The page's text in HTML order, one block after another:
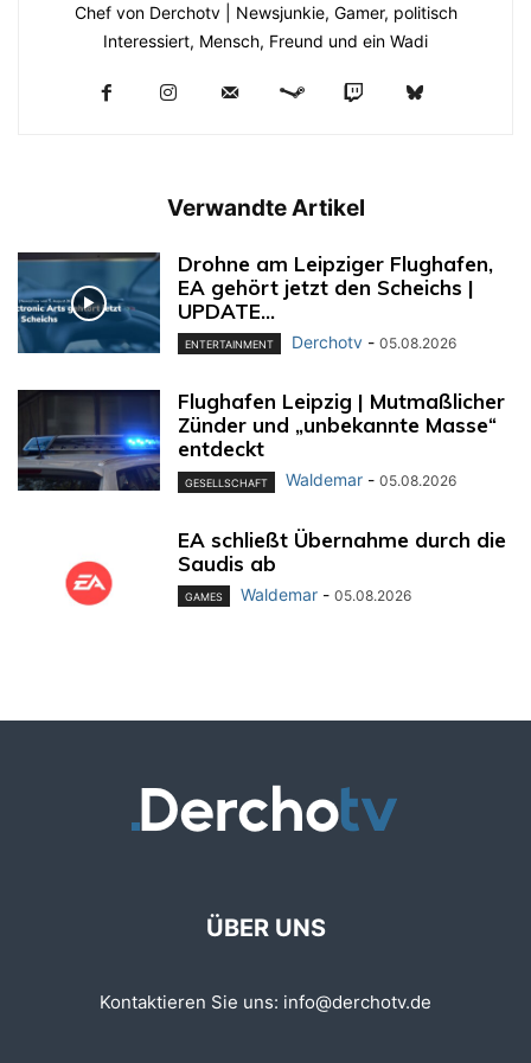
Chef von Derchotv | Newsjunkie, Gamer, politisch
Interessiert, Mensch, Freund und ein Wadi
Verwandte Artikel
Drohne am Leipziger Flughafen,
EA gehört jetzt den Scheichs |
UPDATE...
ENTERTAINMENT Derchotv - 05.08.2026
Flughafen Leipzig | Mutmaßlicher
Zünder und „unbekannte Masse“
entdeckt
GESELLSCHAFT Waldemar - 05.08.2026
EA schließt Übernahme durch die
Saudis ab
GAMES Waldemar - 05.08.2026
ÜBER UNS
Kontaktieren Sie uns: info@derchotv.de